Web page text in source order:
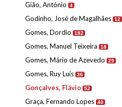
Gião, António 4
Godinho, José de Magalhães 12
Gomes, Dordio 182
Gomes, Manuel Teixeira 18
Gomes, Mário de Azevedo 29
Gomes, Ruy Luís 36
Gonçalves, Flávio 52
Graça, Fernando Lopes 40